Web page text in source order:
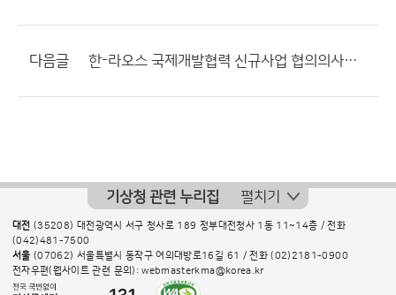
다음글 한-라오스 국제개발협력 신규사업 협의의사록 체결
기상청 관련 누리집 펼치기
대전 (35208) 대전광역시 서구 청사로 189 정부대전청사 1동 11~14층 / 전화
(042)481-7500
서울 (07062) 서울특별시 동작구 여의대방로16길 61 / 전화(02)2181-0900
전자우편(웹사이트 관련 문의): webmasterkma@korea.kr